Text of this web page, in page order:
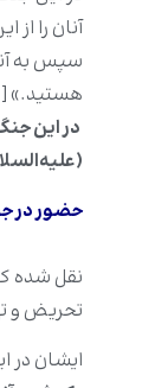
آنان را از
سپس به
هستید.» [۱۱]
در این
حضور در
نقل شده
تحریض و
ایشان در